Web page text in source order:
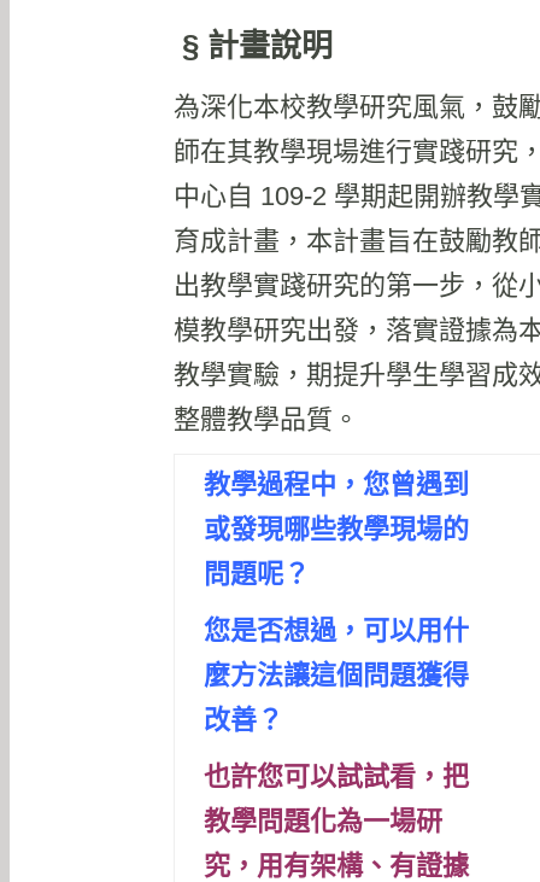
§ 計畫說明
為深化本校教學研究風氣，鼓
師在其教學現場進行實踐研究
中心自 109-2 學期起開辦教學
育成計畫，本計畫旨在鼓勵教
出教學實踐研究的第一步，從
模教學研究出發，落實證據為
教學實驗，期提升學生學習成
整體教學品質。
教學過程中，您曾遇到
或發現哪些教學現場的
問題呢？
您是否想過，可以用什
麼方法讓這個問題獲得
改善？
也許您可以試試看，把
教學問題化為一場研
究， 用有架構、有證據